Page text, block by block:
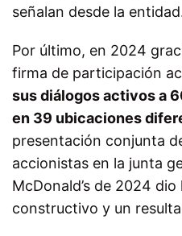
señalan desde la
Por último, en 2024
firma de participación
sus diálogos activos a
en 39 ubicaciones
presentación conjunta
accionistas en la junta
McDonald’s de 2024
constructivo y un